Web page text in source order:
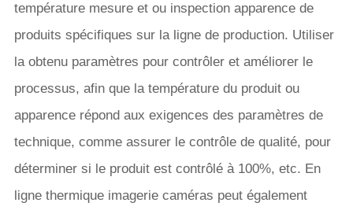
température mesure et ou inspection apparence de
produits spécifiques sur la ligne de production. Utiliser
la obtenu paramètres pour contrôler et améliorer le
processus, afin que la température du produit ou
apparence répond aux exigences des paramètres de
technique, comme assurer le contrôle de qualité, pour
déterminer si le produit est contrôlé à 100%, etc. En
ligne thermique imagerie caméras peut également